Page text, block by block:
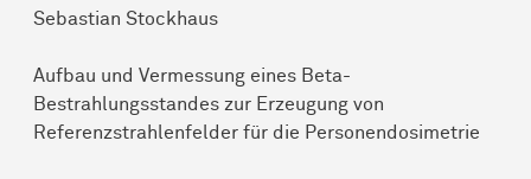
Sebastian Stockhaus
Aufbau und Vermessung eines Beta-
Bestrahlungsstandes zur Erzeugung von
Referenzstrahlenfelder für die Personendosimetrie